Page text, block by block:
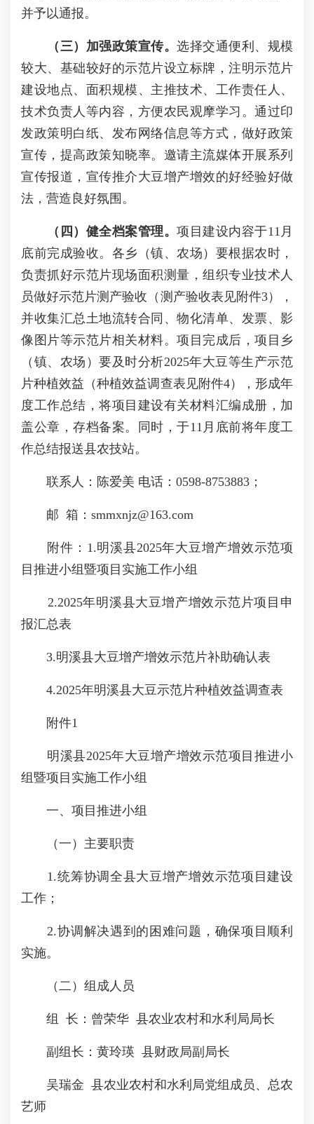
并予以通报。
（三）加强政策宣传。 选择交通便利、规模
较大、基础较好的示范片设立标牌，注明示范片
建设地点、面积规模、主推技术、工作责任人、
技术负责人等内容，方便农民观摩学习。通过印
发政策明白纸、发布网络信息等方式，做好政策
宣传，提高政策知晓率。邀请主流媒体开展系列
宣传报道，宣传推介大豆增产增效的好经验好做
法，营造良好氛围。
（四）健全档案管理。 项目建设内容于11月
底前完成验收。各乡（镇、农场）要根据农时，
负责抓好示范片现场面积测量，组织专业技术人
员做好示范片测产验收（测产验收表见附件3），
并收集汇总土地流转合同、物化清单、发票、影
像图片等示范片相关材料。项目完成后，项目乡
（镇、农场）要及时分析2025年大豆等生产示范
片种植效益（种植效益调查表见附件4），形成年
度工作总结，将项目建设有关材料汇编成册，加
盖公章，存档备案。同时，于11月底前将年度工
作总结报送县农技站。
联系人：陈爱美 电话：0598-8753883；
邮 箱：smmxnjz@163.com
附件：1.明溪县2025年大豆增产增效示范项
目推进小组暨项目实施工作小组
2.2025年明溪县大豆增产增效示范片项目申
报汇总表
3.明溪县大豆增产增效示范片补助确认表
4.2025年明溪县大豆示范片种植效益调查表
附件1
明溪县2025年大豆增产增效示范项目推进小
组暨项目实施工作小组
一、项目推进小组
（一）主要职责
1.统筹协调全县大豆增产增效示范项目建设
工作；
2.协调解决遇到的困难问题，确保项目顺利
实施。
（二）组成人员
组 长：曾荣华 县农业农村和水利局局长
副组长：黄玲瑛 县财政局副局长
吴瑞金 县农业农村和水利局党组成员、总农
艺师